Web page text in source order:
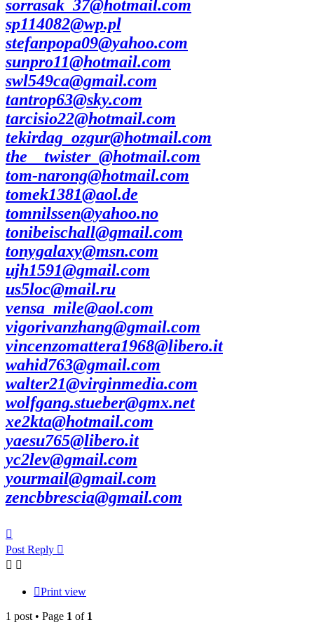
sorrasak_37@hotmail.com
sp114082@wp.pl
stefanpopa09@yahoo.com
sunpro11@hotmail.com
swl549ca@gmail.com
tantrop63@sky.com
tarcisio22@hotmail.com
tekirdag_ozgur@hotmail.com
the__twister_@hotmail.com
tom-narong@hotmail.com
tomek1381@aol.de
tomnilssen@yahoo.no
tonibeischall@gmail.com
tonygalaxy@msn.com
ujh1591@gmail.com
us5loc@mail.ru
vensa_mile@aol.com
vigorivanzhang@gmail.com
vincenzomattera1968@libero.it
wahid763@gmail.com
walter21@virginmedia.com
wolfgang.stueber@gmx.net
xe2kta@hotmail.com
yaesu765@libero.it
yc2lev@gmail.com
yourmail@gmail.com
zencbbrescia@gmail.com
Post Reply
Print view
1 post • Page 1 of 1